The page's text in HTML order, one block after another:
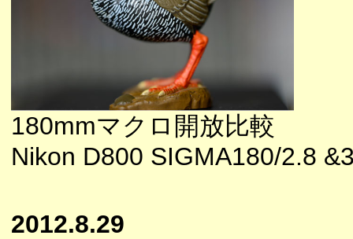
180mmマクロ開放比較
Nikon D800 SIGMA180/2.8
2012.8.29